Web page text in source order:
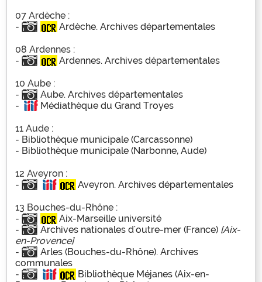
07 Ardèche :
-
Ardèche. Archives départementales
08 Ardennes :
-
Ardennes. Archives départementales
10 Aube :
-
Aube. Archives départementales
-
Médiathèque du Grand Troyes
11 Aude :
- Bibliothèque municipale (Carcassonne)
- Bibliothèque municipale (Narbonne, Aude)
12 Aveyron :
-
Aveyron. Archives départementales
13 Bouches-du-Rhône :
-
Aix-Marseille université
-
Archives nationales d'outre-mer (France) [Aix-
en-Provence]
-
Arles (Bouches-du-Rhône). Archives
communales
-
Bibliothèque Méjanes (Aix-en-